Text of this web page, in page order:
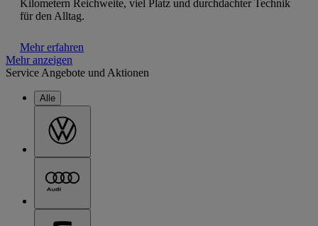
Kilometern Reichweite, viel Platz und durchdachter Technik
für den Alltag.
Mehr erfahren
Mehr anzeigen
Service Angebote und Aktionen
Alle